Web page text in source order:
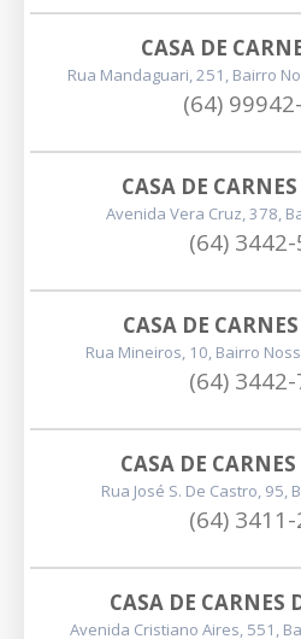
CASA DE
Rua Mandaguari, 251, Bairro
(64)
CASA DE
Avenida Vera Cruz, 378,
(64)
CASA DE
Rua Mineiros, 10, Bairro
(64)
CASA DE
Rua José S. De Castro, 95,
(64)
CASA DE
Avenida Cristiano Aires, 551,